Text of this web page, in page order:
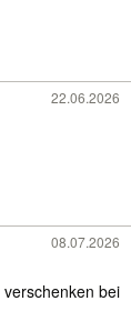
22.06.2026
08.07.2026
bei